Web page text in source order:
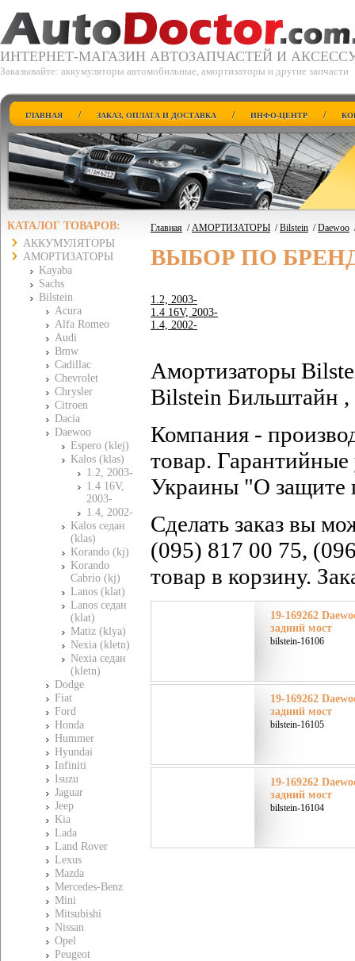
ИНТЕРНЕТ-МАГАЗИН АВТОЗАПЧАСТЕЙ И
Заказывайте: аккумуляторы автомобильные, амортизаторы и другие запчасти
ГЛАВНАЯ / ЗАКАЗ, ОПЛАТА И ДОСТАВКА / ИНФО-ЦЕНТР /
КАТАЛОГ ТОВАРОВ:
АККУМУЛЯТОРЫ
АМОРТИЗАТОРЫ
Kayaba
Sachs
Bilstein
Acura
Alfa Romeo
Audi
Bmw
Cadillac
Chevrolet
Chrysler
Citroen
Dacia
Daewoo
Espero (klej)
Kalos (klas)
1.2, 2003-
1.4 16V,
2003-
1.4, 2002-
Kalos седан
(klas)
Korando (kj)
Korando
Cabrio (kj)
Lanos (klat)
Lanos седан
(klat)
Matiz (klya)
Nexia (kletn)
Nexia седан
(kletn)
Dodge
Fiat
Ford
Honda
Hummer
Hyundai
Infiniti
Isuzu
Jaguar
Jeep
Kia
Lada
Land Rover
Lexus
Mazda
Mercedes-Benz
Mini
Mitsubishi
Nissan
Opel
Peugeot
Главная /АМОРТИЗАТОРЫ /Bilstein /Daewoo
ВЫБОР ПО
1.2, 2003-
1.4 16V, 2003-
1.4, 2002-
Амортизаторы
Bilstein Бильштайн ,
Компания -
товар. Гарантийные
Украины "О защите
Сделать заказ вы
(095) 817 00 75,
товар в корзину.
19-169262
задний мост
bilstein-16106
19-169262
задний мост
bilstein-16105
19-169262
задний мост
bilstein-16104